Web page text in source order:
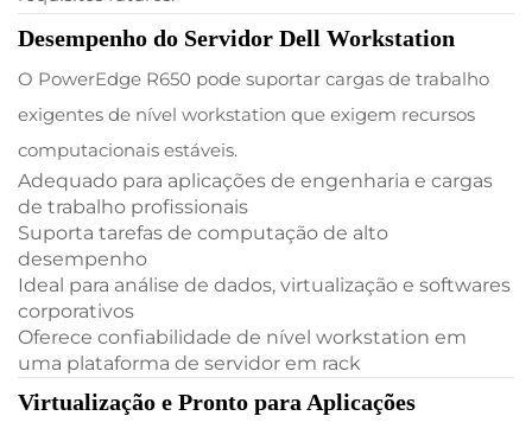
Desempenho do Servidor Dell Workstation
O PowerEdge R650 pode suportar cargas de trabalho
exigentes de nível workstation que exigem recursos
computacionais estáveis.
Adequado para aplicações de engenharia e cargas
de trabalho profissionais
Suporta tarefas de computação de alto
desempenho
Ideal para análise de dados, virtualização e softwares
corporativos
Oferece confiabilidade de nível workstation em
uma plataforma de servidor em rack
Virtualização e Pronto para Aplicações